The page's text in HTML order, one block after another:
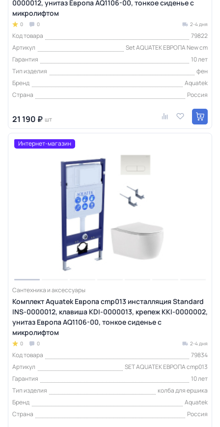
0000012, унитаз Европа AQ1106-00, тонкое сиденье с
микролифтом
0 0 2-4 дня
Код товара
79822
Артикул
Set AQUATEK ЕВРОПА New cm
Гарантия
10 лет
Тип изделия
фен
Бренд
Aquatek
Страна
Россия
21 190 ₽ шт
Интернет-магазин
Сантехника и аксессуары
Комплект Aquatek Европа cmp013 инсталляция Standard
INS-0000012, клавиша KDI-0000013, крепеж KKI-0000002,
унитаз Европа AQ1106-00, тонкое сиденье с
микролифтом
0 0 2-4 дня
Код товара
79834
Артикул
SET AQUATEK ЕВРОПА cmp013
Гарантия
10 лет
Тип изделия
колба для ершика
Бренд
Aquatek
Страна
Россия